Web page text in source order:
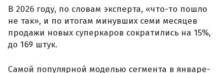
В 2026 году, по словам эксперта, «что-то пошло
не так», и по итогам минувших семи месяцев
продажи новых суперкаров сократились на 15%,
до 169 штук.
Самой популярной моделью сегмента в январе-